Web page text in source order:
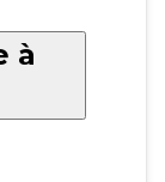
à